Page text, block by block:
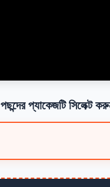
পছন্দের প্যাকেজটি সিলেক্ট